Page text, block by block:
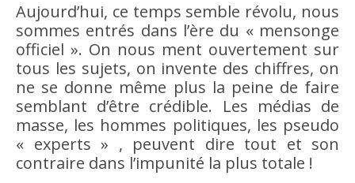
Aujourd’hui, ce temps semble révolu, nous
sommes entrés dans l’ère du « mensonge
officiel ». On nous ment ouvertement sur
tous les sujets, on invente des chiffres, on
ne se donne même plus la peine de faire
semblant d’être crédible. Les médias de
masse, les hommes politiques, les pseudo
« experts » , peuvent dire tout et son
contraire dans l’impunité la plus totale !